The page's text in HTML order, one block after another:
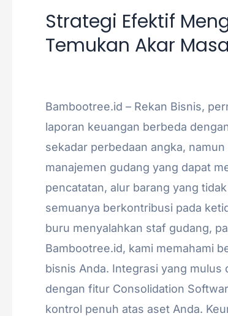
Strategi Efektif
Temukan Akar
Bambootree.id – Rekan Bisnis,
laporan keuangan berbeda
sekadar perbedaan angka,
manajemen gudang yang dapat
pencatatan, alur barang yang
semuanya berkontribusi pada
buru menyalahkan staf gudang,
Bambootree.id, kami memahami
bisnis Anda. Integrasi yang
dengan fitur Consolidation
kontrol penuh atas aset Anda.
Strategi
Efektif
Stock
Opname:
Temukan
Masalah
Solusi
Audit
Inventaris